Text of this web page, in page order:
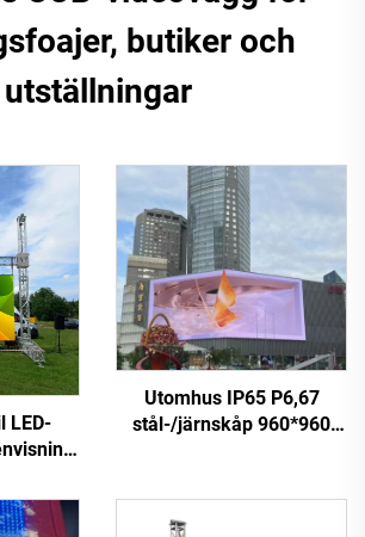
butiker och
utställningar
LED-
Utomhus IP65 P6,67
stål-/järnskåp 960*960
kommersiell reklam